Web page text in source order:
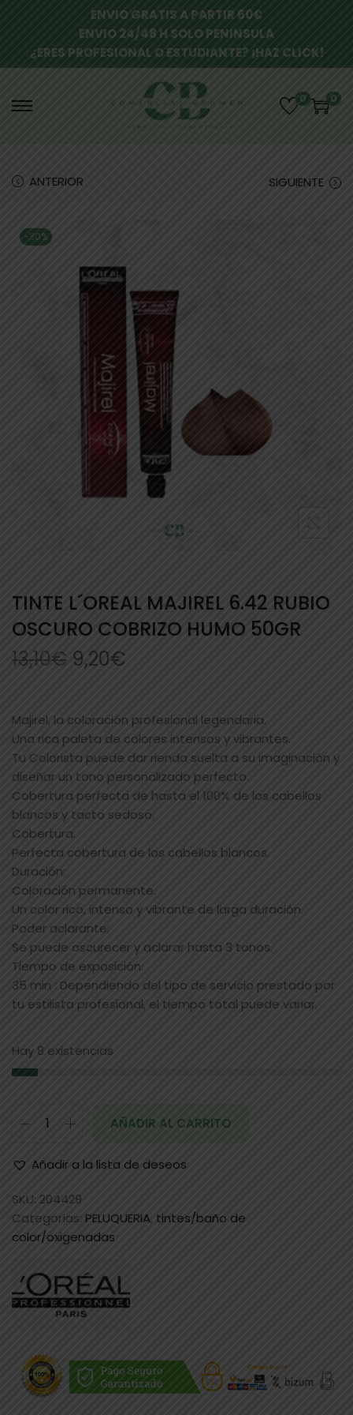
ENVIO GRATIS A PARTIR 60€
ENVIO 24/48 H SOLO PENINSULA
¿ERES PROFESIONAL O ESTUDIANTE? ¡HAZ CLICK!
0 0
ANTERIOR SIGUIENTE
-30%
TINTE L´OREAL MAJIREL 6.42 RUBIO
OSCURO COBRIZO HUMO 50GR
13,10€ 9,20€
Majirel, la coloración profesional legendaria.
Una rica paleta de colores intensos y vibrantes.
Tu Colorista puede dar rienda suelta a su imaginación y
diseñar un tono personalizado perfecto.
Cobertura perfecta de hasta el 100% de los cabellos
blancos y tacto sedoso.
Cobertura:
Perfecta cobertura de los cabellos blancos.
Duración:
Coloración permanente.
Un color rico, intenso y vibrante de larga duración.
Poder aclarante:
Se puede oscurecer y aclarar hasta 3 tonos.
Tiempo de exposición:
35 min : Dependiendo del tipo de servicio prestado por
tu estilista profesional, el tiempo total puede variar.
Hay 8 existencias
AÑADIR AL CARRITO
Añadir a la lista de deseos
SKU: 204429
Categorías: PELUQUERIA, tintes/baño de
color/oxigenadas